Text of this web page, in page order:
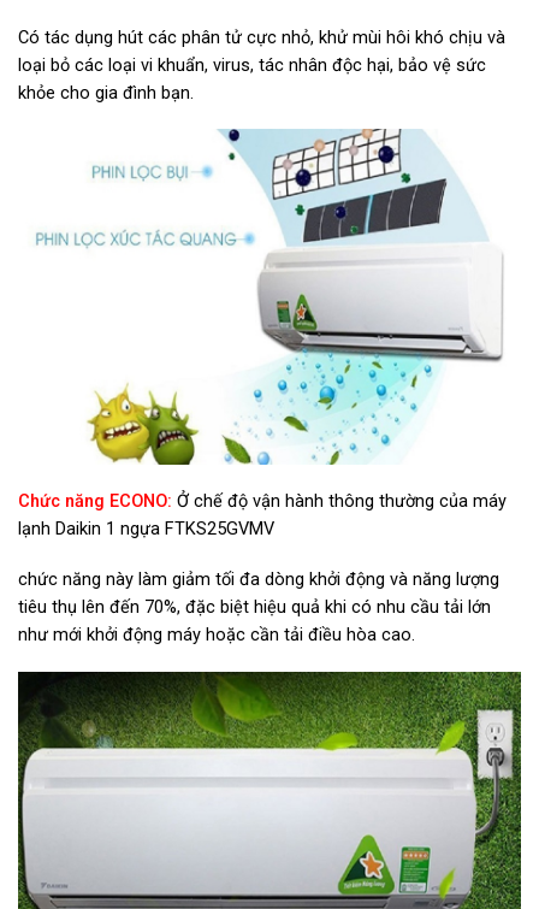
Có tác dụng hút các phân tử cực nhỏ, khử mùi hôi khó chịu và
loại bỏ các loại vi khuẩn, virus, tác nhân độc hại, bảo vệ sức
khỏe cho gia đình bạn.
Chức năng ECONO: Ở chế độ vận hành thông thường của máy
lạnh Daikin 1 ngựa FTKS25GVMV
chức năng này làm giảm tối đa dòng khởi động và năng lượng
tiêu thụ lên đến 70%, đặc biệt hiệu quả khi có nhu cầu tải lớn
như mới khởi động máy hoặc cần tải điều hòa cao.